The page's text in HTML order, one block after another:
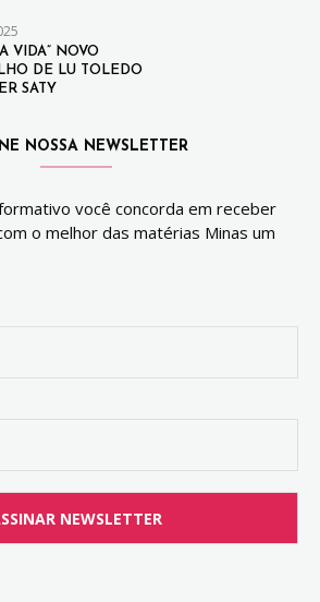
VIDA” NOVO
DE LU TOLEDO
SATY
NOSSA NEWSLETTER
você concorda em receber
o melhor das matérias Minas um